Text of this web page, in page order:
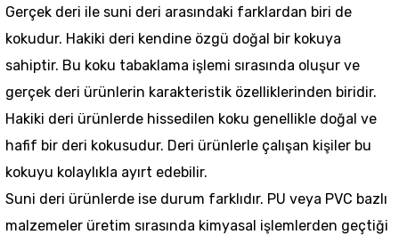
Gerçek deri ile suni deri arasındaki farklardan biri de
kokudur. Hakiki deri kendine özgü doğal bir kokuya
sahiptir. Bu koku tabaklama işlemi sırasında oluşur ve
gerçek deri ürünlerin karakteristik özelliklerinden biridir.
Hakiki deri ürünlerde hissedilen koku genellikle doğal ve
hafif bir deri kokusudur. Deri ürünlerle çalışan kişiler bu
kokuyu kolaylıkla ayırt edebilir.
Suni deri ürünlerde ise durum farklıdır. PU veya PVC bazlı
malzemeler üretim sırasında kimyasal işlemlerden geçtiği